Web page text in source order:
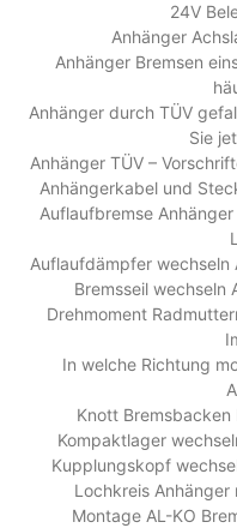
24V
Anhänger
Anhänger Bremsen
Anhänger durch TÜV
Sie
Anhänger TÜV –
Anhängerkabel und
Auflaufbremse
Auflaufdämpfer wechseln
Bremsseil wechseln
Drehmoment
In welche Richtung
Knott Bremsbacken
Kompaktlager
Kupplungskopf
Lochkreis Anhänger
Montage AL-KO